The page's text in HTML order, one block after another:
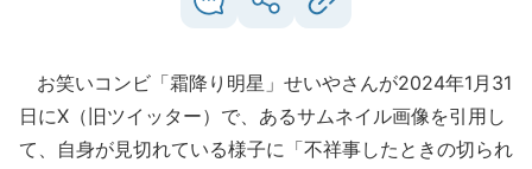
お笑いコンビ「霜降り明星」せいやさんが2024年1月31
日にX（旧ツイッター）で、あるサムネイル画像を引用し
て、自身が見切れている様子に「不祥事したときの切られ